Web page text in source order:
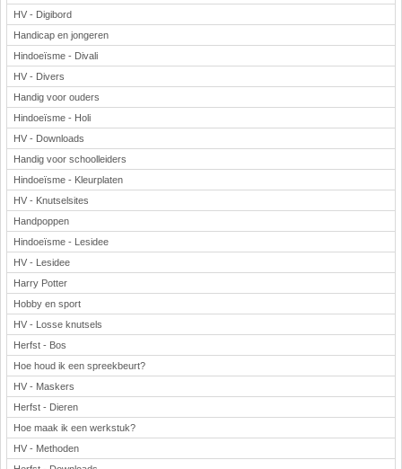
HV - Digibord
Handicap en jongeren
Hindoeïsme - Divali
HV - Divers
Handig voor ouders
Hindoeïsme - Holi
HV - Downloads
Handig voor schoolleiders
Hindoeïsme - Kleurplaten
HV - Knutselsites
Handpoppen
Hindoeïsme - Lesidee
HV - Lesidee
Harry Potter
Hobby en sport
HV - Losse knutsels
Herfst - Bos
Hoe houd ik een spreekbeurt?
HV - Maskers
Herfst - Dieren
Hoe maak ik een werkstuk?
HV - Methoden